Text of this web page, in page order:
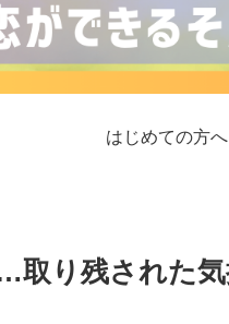
取り残された